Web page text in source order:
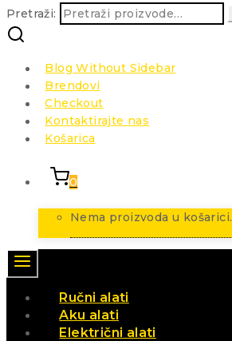
Pretraži:
Blog Without Sidebar
Brendovi
Checkout
Kontaktirajte nas
Košarica
0
Nema proizvoda u košarici.
Ručni alati
Aku alati
Električni alati